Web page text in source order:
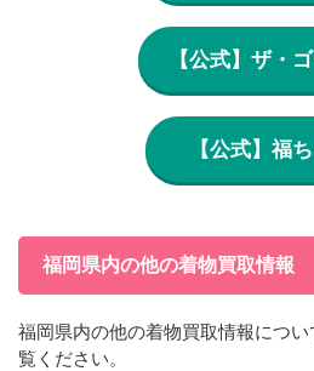
【公式】ザ・
【公式】福
福岡県内の他の着物買取情報
福岡県内の他の着物買取情報につ
覧ください。